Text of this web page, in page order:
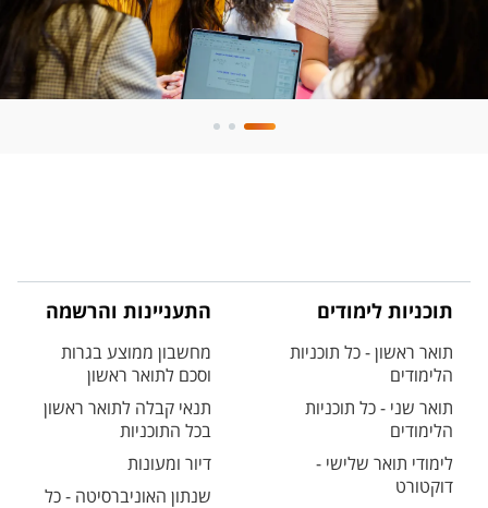
תוכניות לימודים
תואר ראשון - כל תוכניות
הלימודים
תואר שני - כל תוכניות
הלימודים
לימודי תואר שלישי -
דוקטורט
התעניינות והרשמה
מחשבון ממוצע בגרות
וסכם לתואר ראשון
תנאי קבלה לתואר ראשון
בכל התוכניות
דיור ומעונות
שנתון האוניברסיטה - כל